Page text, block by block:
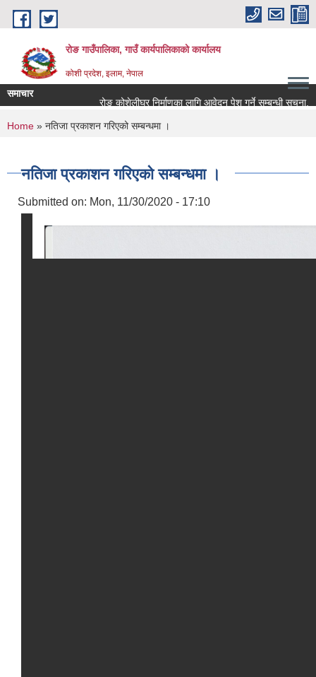
Skip to main content
रोङ गाउँपालिका, गाउँ कार्यपालिकाको कार्यालय
कोशी प्रदेश, इलाम, नेपाल
समाचार
रोङ कोशेलीघर निर्माणका लागि आवेदन पेश गर्ने सम्बन्धी सूचना.
You are here
Home » नतिजा प्रकाशन गरिएको सम्बन्धमा ।
नतिजा प्रकाशन गरिएको सम्बन्धमा ।
Submitted on: Mon, 11/30/2020 - 17:10